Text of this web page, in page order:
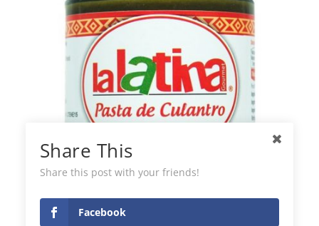
Pasta Culantro La Latina
Share This
Share this post with your friends!
Facebook